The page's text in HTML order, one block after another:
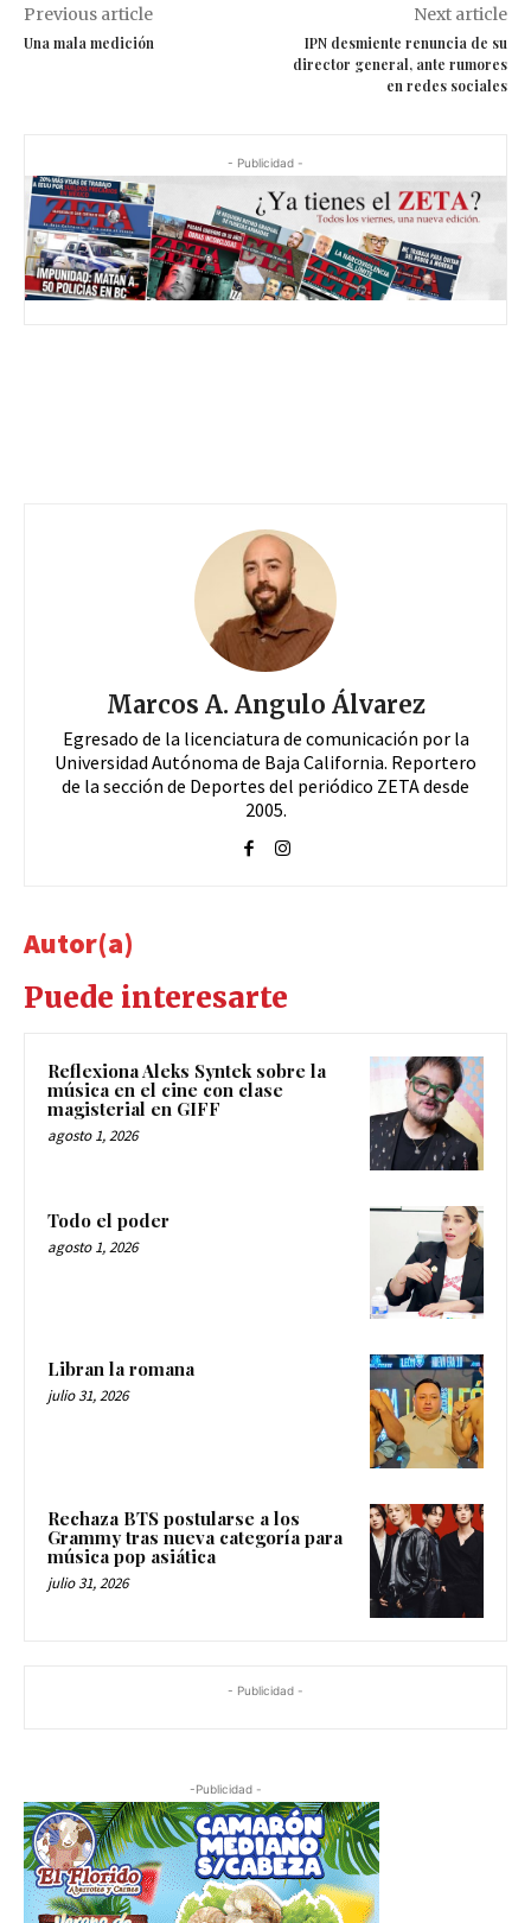
Previous article
Una mala medición
Next article
IPN desmiente renuncia de su
director general, ante rumores
en redes sociales
- Publicidad -
Marcos A. Angulo Álvarez
Egresado de la licenciatura de comunicación por la
Universidad Autónoma de Baja California. Reportero
de la sección de Deportes del periódico ZETA desde
2005.
Autor(a)
Puede interesarte
Reflexiona Aleks Syntek sobre la
música en el cine con clase
magisterial en GIFF
agosto 1, 2026
Todo el poder
agosto 1, 2026
Libran la romana
julio 31, 2026
Rechaza BTS postularse a los
Grammy tras nueva categoría para
música pop asiática
julio 31, 2026
- Publicidad -
-Publicidad -